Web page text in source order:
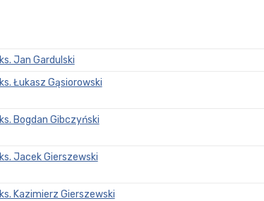
ks. Jan Gardulski
ks. Łukasz Gąsiorowski
ks. Bogdan Gibczyński
ks. Jacek Gierszewski
ks. Kazimierz Gierszewski